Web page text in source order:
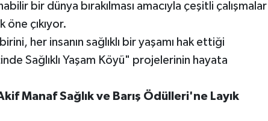
bir dünya bırakılması amacıyla çeşitli çalışmalar
çıkıyor.
her insanın sağlıklı bir yaşamı hak ettiği
Sağlıklı Yaşam Köyü" projelerinin hayata
Manaf Sağlık ve Barış Ödülleri'ne Layık